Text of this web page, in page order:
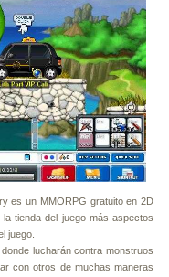
es un MMORPG gratuito en 2D
tienda del juego más aspectos
juego.
lucharán contra monstruos
con otros de muchas maneras